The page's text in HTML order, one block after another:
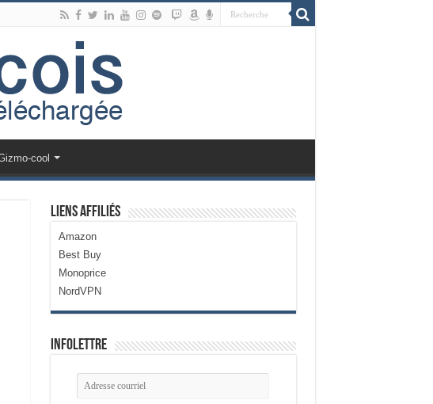
cool
Liens Affiliés
Amazon
Best Buy
Monoprice
NordVPN
Infolettre